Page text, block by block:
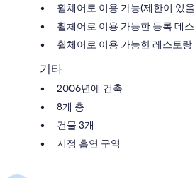
휠체어로 이용 가능(제한이 있
휠체어로 이용 가능한 등록 데
휠체어로 이용 가능한 레스토랑
기타
2006년에 건축
8개 층
건물 3개
지정 흡연 구역